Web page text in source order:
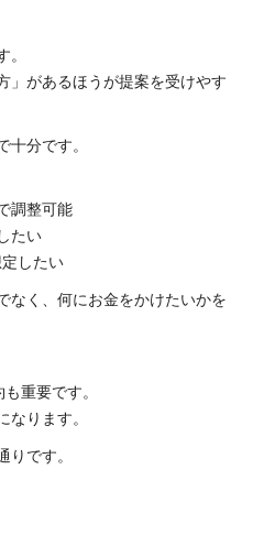
」があるほうが提案を受けやす
分です。
調整可能
たい
したい
なく、何にお金をかけたいかを
重要です。
ります。
です。